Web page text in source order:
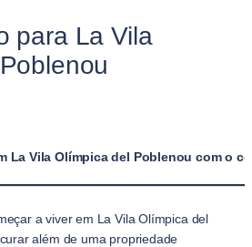
para La Vila
La Vila Olímpica del Poblenou com o
a viver em La Vila Olímpica del
além de uma propriedade